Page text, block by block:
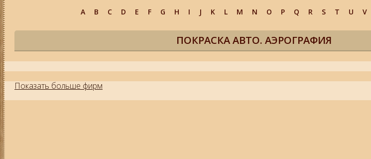
A
B C D E F G H I J K L M N O P Q R S T U V
ПОКРАСКА АВТО. АЭРОГРАФИЯ
Показать больше фирм